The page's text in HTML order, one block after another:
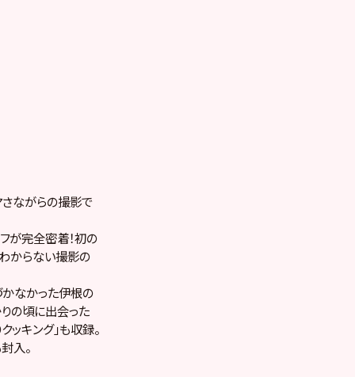
さながらの撮影で
が完全密着！初の
からない撮影の
なかった伊根の
の頃に出会った
キング」も収録。
入。